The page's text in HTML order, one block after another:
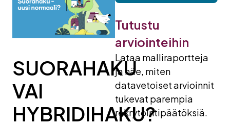
SUORAHAKU
VAI
HYBRIDIHAKU?
Tutustu
arviointeihin
Lataa malliraportteja
ja näe, miten
datavetoiset arvioinnit
tukevat parempia
rekrytointipäätöksiä.